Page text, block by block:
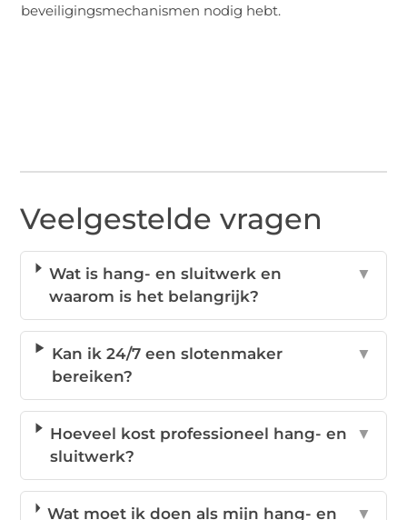
beveiligingsmechanismen nodig hebt.
Veelgestelde vragen
Wat is hang- en sluitwerk en
waarom is het belangrijk?
▼
Kan ik 24/7 een slotenmaker
bereiken?
▼
Hoeveel kost professioneel hang- en
sluitwerk?
▼
Wat moet ik doen als mijn hang- en
▼